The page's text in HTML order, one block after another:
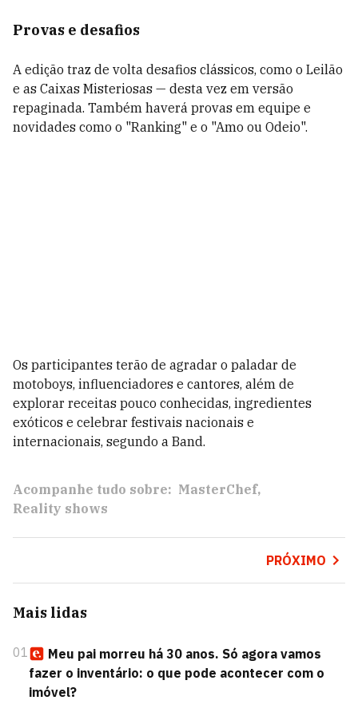
Provas e desafios
A edição traz de volta desafios clássicos, como o Leilão
e as Caixas Misteriosas — desta vez em versão
repaginada. Também haverá provas em equipe e
novidades como o "Ranking" e o "Amo ou Odeio".
Os participantes terão de agradar o paladar de
motoboys, influenciadores e cantores, além de
explorar receitas pouco conhecidas, ingredientes
exóticos e celebrar festivais nacionais e
internacionais, segundo a Band.
Acompanhe tudo sobre: MasterChef
Reality shows
PRÓXIMO
Mais lidas
01
Meu pai morreu há 30 anos. Só agora vamos
fazer o inventário: o que pode acontecer com o
imóvel?